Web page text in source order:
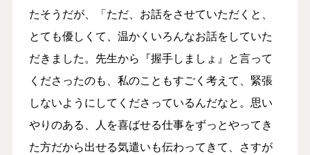
たそうだが、「ただ、お話をさせていただくと、
とても優しくて、温かくいろんなお話をしていた
だきました。先生から『握手しましょ』と言って
くださったのも、私のこともすごく考えて、緊張
しないようにしてくださっているんだなと。思い
やりのある、人を喜ばせる仕事をずっとやってき
た方だから出せる気遣いも伝わってきて、さすが